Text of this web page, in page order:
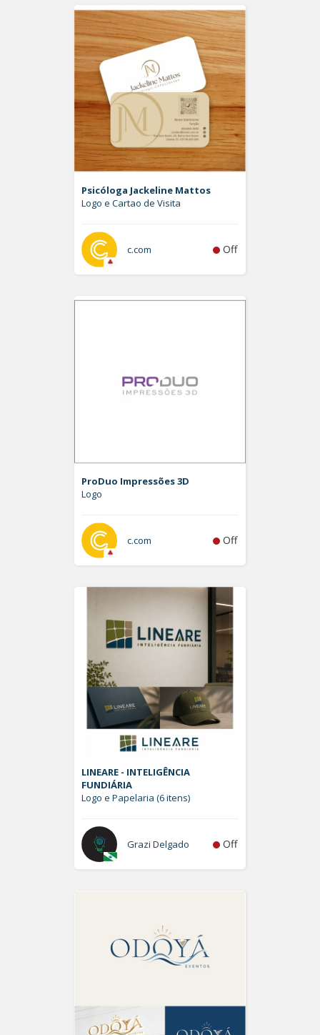
Psicóloga Jackeline Mattos
Logo e Cartao de Visita
c.com Off
ProDuo Impressões 3D
Logo
c.com Off
LINEARE - INTELIGÊNCIA
FUNDIÁRIA
Logo e Papelaria (6 itens)
Grazi Delgado Off